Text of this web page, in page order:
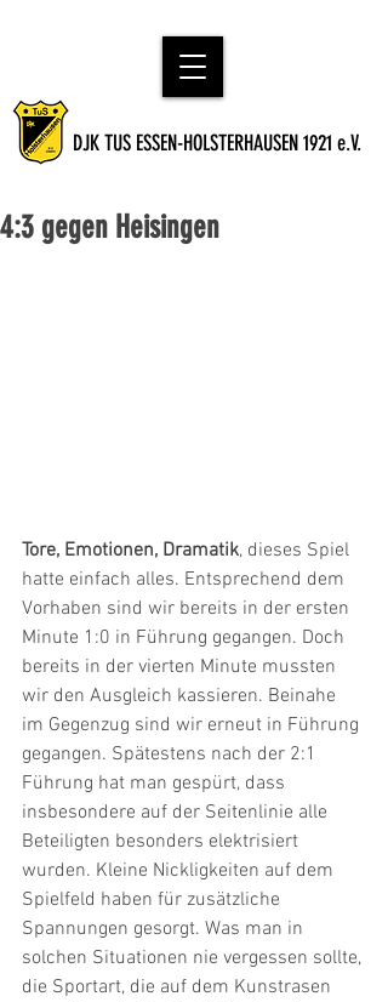
DJK TUS ESSEN-HOLSTERHAUSEN 1921 e.V.
4:3 gegen Heisingen
Tore, Emotionen, Dramatik, dieses Spiel
hatte einfach alles. Entsprechend dem
Vorhaben sind wir bereits in der ersten
Minute 1:0 in Führung gegangen. Doch
bereits in der vierten Minute mussten
wir den Ausgleich kassieren. Beinahe
im Gegenzug sind wir erneut in Führung
gegangen. Spätestens nach der 2:1
Führung hat man gespürt, dass
insbesondere auf der Seitenlinie alle
Beteiligten besonders elektrisiert
wurden. Kleine Nickligkeiten auf dem
Spielfeld haben für zusätzliche
Spannungen gesorgt. Was man in
solchen Situationen nie vergessen sollte,
die Sportart, die auf dem Kunstrasen